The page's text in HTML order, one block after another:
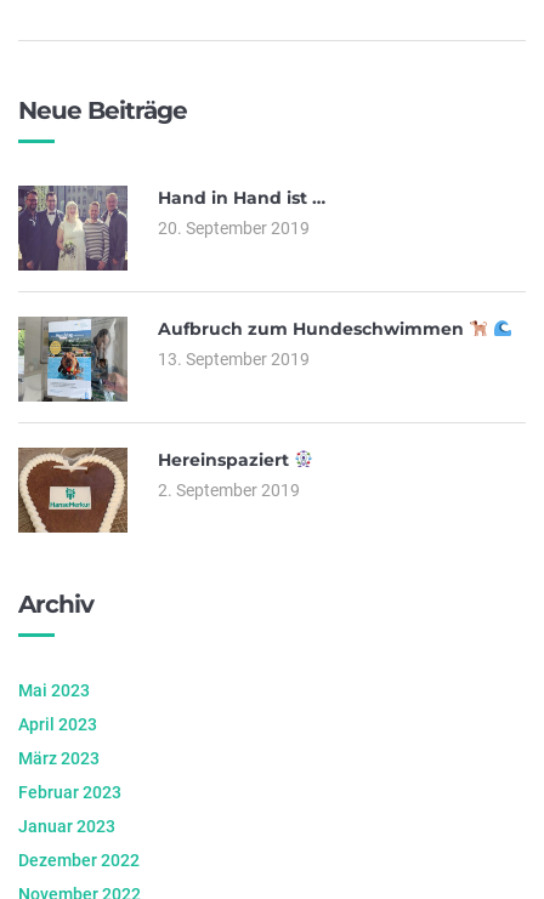
Neue Beiträge
Hand in Hand ist …
20. September 2019
Aufbruch zum Hundeschwimmen
13. September 2019
Hereinspaziert
2. September 2019
Archiv
Mai 2023
April 2023
März 2023
Februar 2023
Januar 2023
Dezember 2022
November 2022